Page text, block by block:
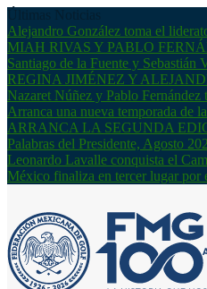
Alejandro González toma el
MIAH RIVAS Y PABLO
Santiago de la Fuente y Sebastián
REGINA JIMÉNEZ Y
Nazaret Núñez y Pablo Fernández
Arranca una nueva temporada de
ARRANCA LA SEGUNDA
Palabras del Presidente, Agosto
Leonardo Lavalle conquista el
México finaliza en tercer lugar por